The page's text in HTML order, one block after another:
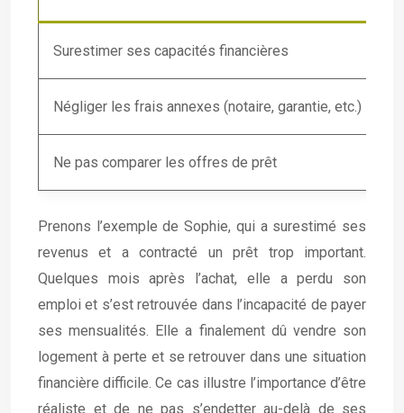
Surestimer ses capacités financières
Négliger les frais annexes (notaire, garantie, etc.)
Ne pas comparer les offres de prêt
Prenons l’exemple de Sophie, qui a surestimé ses
revenus et a contracté un prêt trop important.
Quelques mois après l’achat, elle a perdu son
emploi et s’est retrouvée dans l’incapacité de payer
ses mensualités. Elle a finalement dû vendre son
logement à perte et se retrouver dans une situation
financière difficile. Ce cas illustre l’importance d’être
réaliste et de ne pas s’endetter au-delà de ses